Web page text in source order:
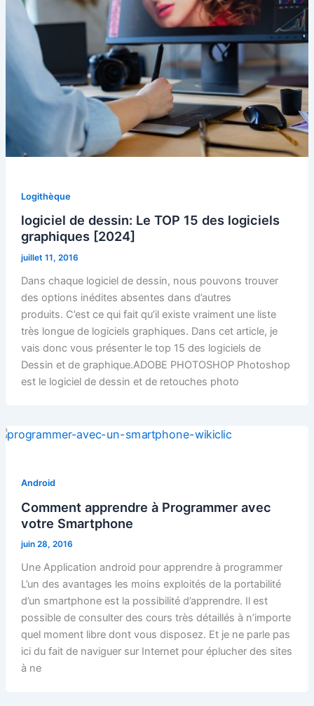
Logithèque
logiciel de dessin: Le TOP 15 des logiciels
graphiques [2024]
juillet 11, 2016
Dans chaque logiciel de dessin, nous pouvons trouver
des options inédites absentes dans d’autres
produits. C’est ce qui fait qu’il existe vraiment une liste
très longue de logiciels graphiques. Dans cet article, je
vais donc vous présenter le top 15 des logiciels de
Dessin et de graphique.ADOBE PHOTOSHOP Photoshop
est le logiciel de dessin et de retouches photo
Android
Comment apprendre à Programmer avec
votre Smartphone
juin 28, 2016
Une Application android pour apprendre à programmer
L’un des avantages les moins exploités de la portabilité
d’un smartphone est la possibilité d’apprendre. Il est
possible de consulter des cours très détaillés à n’importe
quel moment libre dont vous disposez. Et je ne parle pas
ici du fait de naviguer sur Internet pour éplucher des sites
à ne